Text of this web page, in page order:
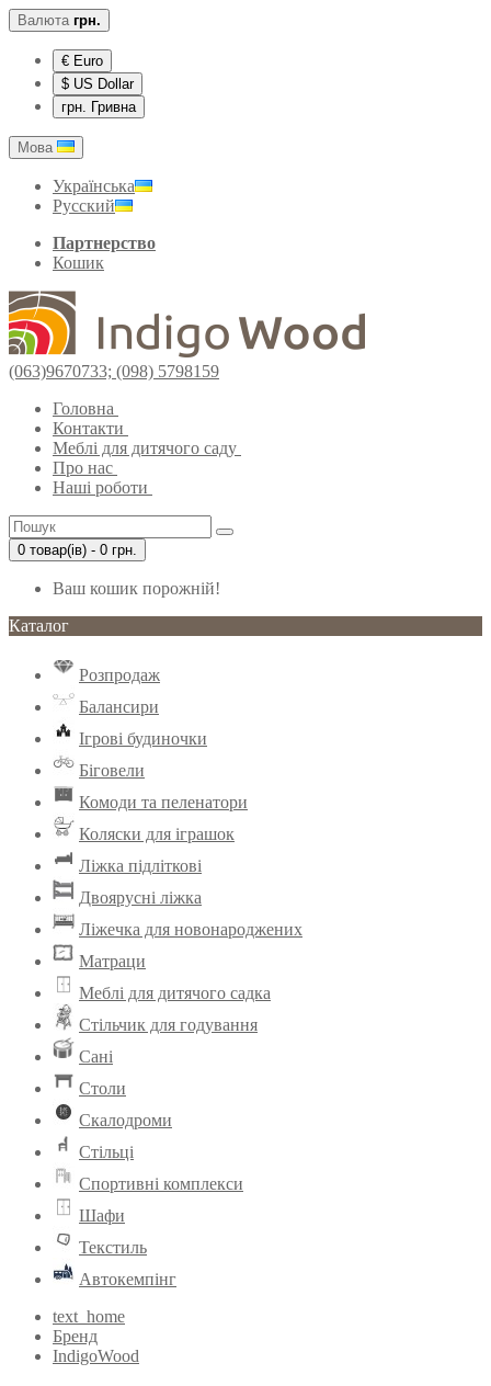
Валюта грн.
€ Euro
$ US Dollar
грн. Гривна
Мова
Українська
Русский
Партнерство
Кошик
(063)9670733; (098) 5798159
Головна
Контакти
Меблі для дитячого саду
Про нас
Наші роботи
0 товар(ів) - 0 грн.
Ваш кошик порожній!
Каталог
Розпродаж
Балансири
Ігрові будиночки
Біговели
Комоди та пеленатори
Коляски для іграшок
Ліжка підліткові
Двоярусні ліжка
Ліжечка для новонароджених
Матраци
Меблі для дитячого садка
Стільчик для годування
Сані
Столи
Скалодроми
Стільці
Спортивні комплекси
Шафи
Текстиль
Автокемпінг
text_home
Бренд
IndigoWood